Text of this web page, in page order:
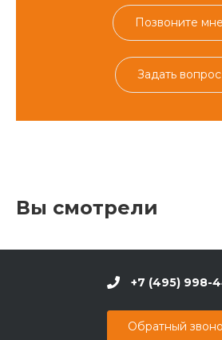
Позвоните мне
Задать вопрос
Вы смотрели
+7 (495) 998-
Обратный